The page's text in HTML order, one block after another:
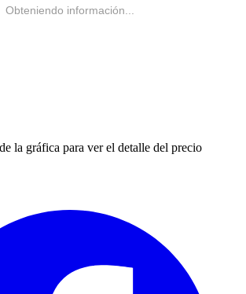
Obteniendo información...
la gráfica para ver el detalle del precio